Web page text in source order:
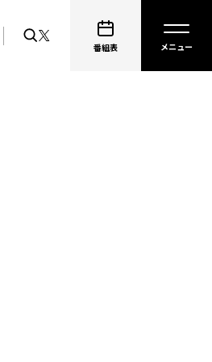
番組表